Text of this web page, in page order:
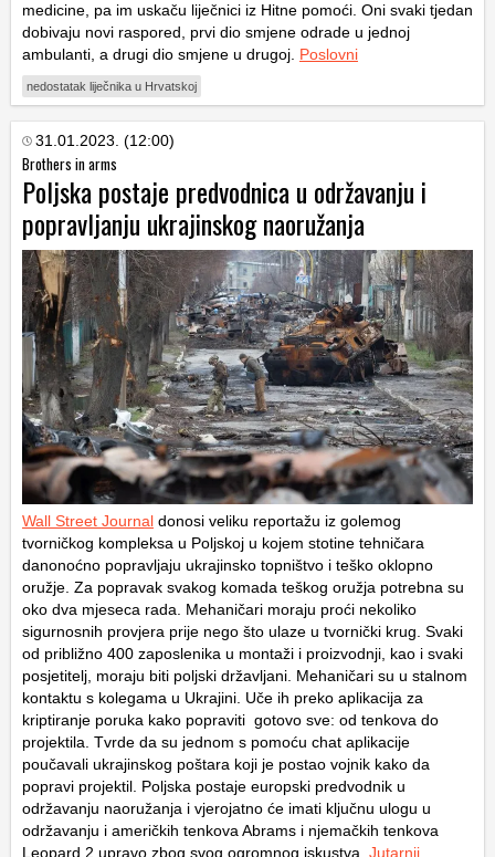
medicine, pa im uskaču liječnici iz Hitne pomoći. Oni svaki tjedan
dobivaju novi raspored, prvi dio smjene odrade u jednoj
ambulanti, a drugi dio smjene u drugoj. Poslovni
nedostatak liječnika u Hrvatskoj
31.01.2023. (12:00)
Brothers in arms
Poljska postaje predvodnica u održavanju i
popravljanju ukrajinskog naoružanja
Wall Street Journal donosi veliku reportažu iz golemog
tvorničkog kompleksa u Poljskoj u kojem stotine tehničara
danonoćno popravljaju ukrajinsko topništvo i teško oklopno
oružje. Za popravak svakog komada teškog oružja potrebna su
oko dva mjeseca rada. Mehaničari moraju proći nekoliko
sigurnosnih provjera prije nego što ulaze u tvornički krug. Svaki
od približno 400 zaposlenika u montaži i proizvodnji, kao i svaki
posjetitelj, moraju biti poljski državljani. Mehaničari su u stalnom
kontaktu s kolegama u Ukrajini. Uče ih preko aplikacija za
kriptiranje poruka kako popraviti gotovo sve: od tenkova do
projektila. Tvrde da su jednom s pomoću chat aplikacije
poučavali ukrajinskog poštara koji je postao vojnik kako da
popravi projektil. Poljska postaje europski predvodnik u
održavanju naoružanja i vjerojatno će imati ključnu ulogu u
održavanju i američkih tenkova Abrams i njemačkih tenkova
Leopard 2 upravo zbog svog ogromnog iskustva. Jutarnji